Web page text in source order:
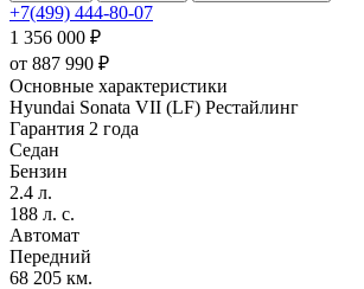
+7(499) 444-80-07
1 356 000 ₽
от 887 990 ₽
Основные характеристики
Hyundai Sonata VII (LF) Рестайлинг
Гарантия 2 года
Седан
Бензин
2.4 л.
188 л. с.
Автомат
Передний
68 205 км.